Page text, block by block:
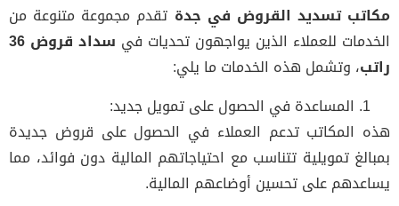
مكاتب تسديد القروض في جدة تقدم مجموعة متنوعة من
الخدمات للعملاء الذين يواجهون تحديات في
سداد قروض 36
راتب، وتشمل هذه الخدمات ما يلي:
المساعدة في الحصول على تمويل جديد:
هذه المكاتب تدعم العملاء في الحصول على قروض جديدة
بمبالغ تمويلية تتناسب مع احتياجاتهم المالية دون فوائد، مما
يساعدهم على تحسين أوضاعهم المالية.